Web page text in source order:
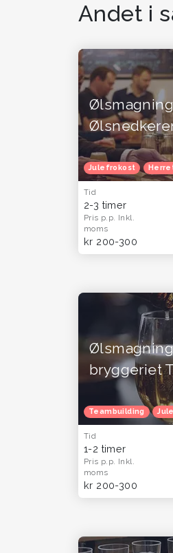
Andet i
Julefrokost
Tid
2-3 timer
Pris p.p. Inkl.
moms
kr 200-300
bryggeriet
Teambuilding
Tid
1-2 timer
Pris p.p. Inkl.
moms
kr 200-300